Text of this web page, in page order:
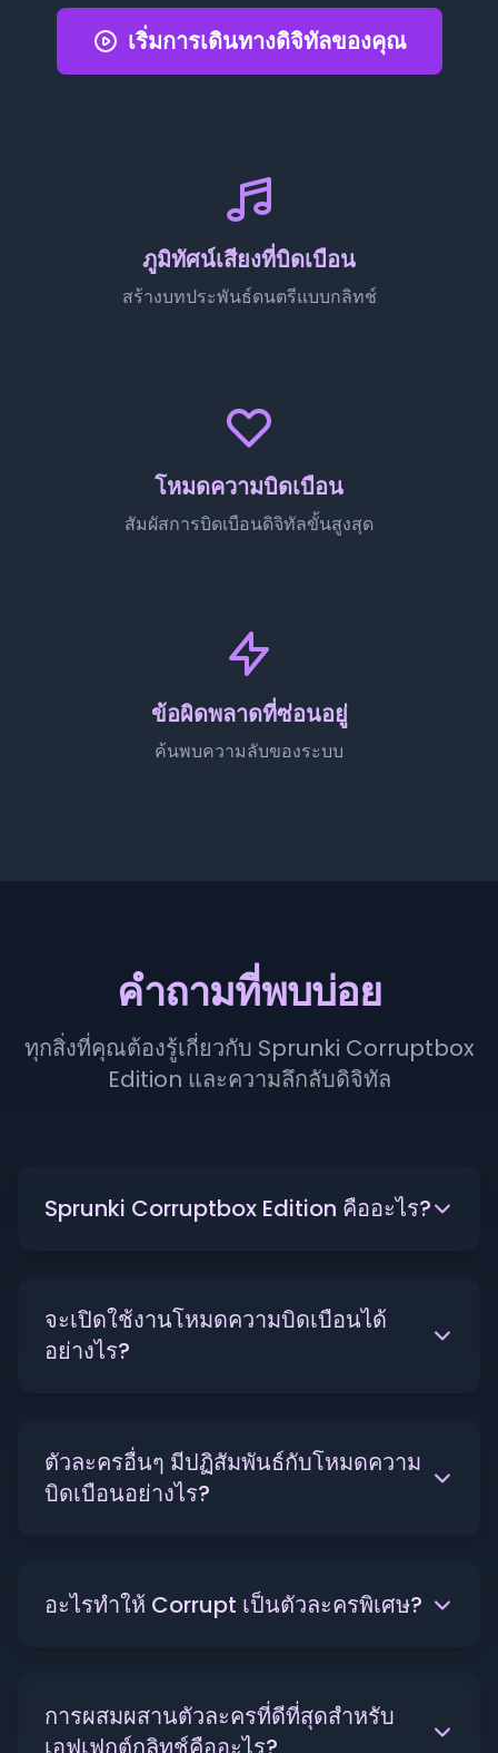
เริ่มการเดินทางดิจิทัลของคุณ
ภูมิทัศน์เสียงที่บิดเบือน
สร้างบทประพันธ์ดนตรีแบบกลิทช์
โหมดความบิดเบือน
สัมผัสการบิดเบือนดิจิทัลขั้นสูงสุด
ข้อผิดพลาดที่ซ่อนอยู่
ค้นพบความลับของระบบ
คำถามที่พบบ่อย
ทุกสิ่งที่คุณต้องรู้เกี่ยวกับ Sprunki Corruptbox
Edition และความลึกลับดิจิทัล
Sprunki Corruptbox Edition คืออะไร?
จะเปิดใช้งานโหมดความบิดเบือนได้
อย่างไร?
ตัวละครอื่นๆ มีปฏิสัมพันธ์กับโหมดความ
บิดเบือนอย่างไร?
อะไรทำให้ Corrupt เป็นตัวละครพิเศษ?
การผสมผสานตัวละครที่ดีที่สุดสำหรับ